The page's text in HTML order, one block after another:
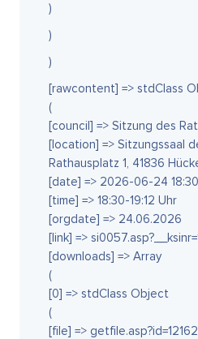
)
)
)
[rawcontent] => stdClass
(
[council] => Sitzung des
[location] => Sitzungssaal
Rathausplatz 1, 41836
[date] => 2026-06-24 18:30
[time] => 18:30-19:12 Uhr
[orgdate] => 24.06.2026
[link] =>
[downloads] => Array
(
[0] => stdClass Object
(
[file] =>